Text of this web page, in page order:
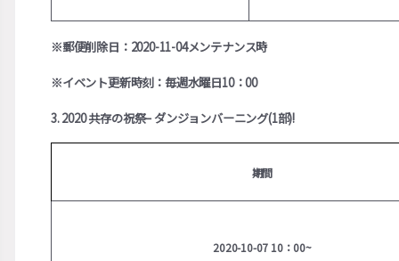
※郵便削除日：2020-11-04メンテナンス時
※イベント更新時刻：毎週水曜日10：00
3. 2020 共存の祝祭– ダンジョンバーニング(1部)!
期間
2020-10-07 10：00~